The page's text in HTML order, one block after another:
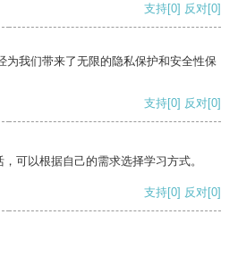
支持[0] 反对[0]
为我们带来了无限的隐私保护和安全性保
支持[0] 反对[0]
可以根据自己的需求选择学习方式。
支持[0] 反对[0]